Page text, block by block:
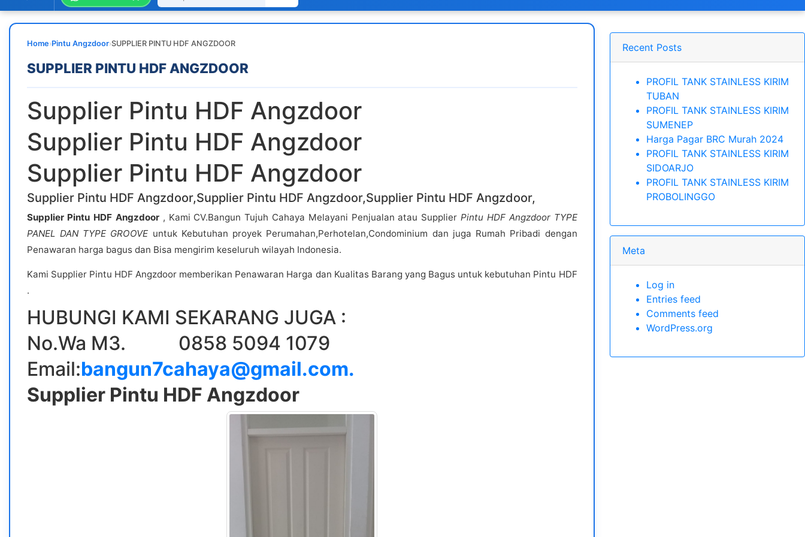
Home›Pintu Angzdoor›SUPPLIER PINTU HDF ANGZDOOR
SUPPLIER PINTU HDF ANGZDOOR
Supplier Pintu HDF Angzdoor
Supplier Pintu HDF Angzdoor
Supplier Pintu HDF Angzdoor
Supplier Pintu HDF Angzdoor,Supplier Pintu HDF Angzdoor,Supplier Pintu HDF Angzdoor,
Supplier Pintu HDF Angzdoor, Kami CV.Bangun Tujuh Cahaya Melayani Penjualan atau SupplierPintu HDF AngzdoorTYPE
PANEL DAN TYPE GROOVE untuk Kebutuhan proyek Perumahan,Perhotelan,Condominium dan juga Rumah Pribadi dengan
Penawaran harga bagus dan Bisa mengirim keseluruh wilayah Indonesia.
Kami Supplier Pintu HDF Angzdoor memberikan Penawaran Harga dan Kualitas Barang yang Bagus untuk kebutuhan Pintu HDF
.
HUBUNGI KAMI SEKARANG JUGA :
No.Wa M3. 0858 5094 1079
Email:bangun7cahaya@gmail.com.
Supplier Pintu HDF Angzdoor
Recent Posts
PROFIL TANK STAINLESS KIRIM
TUBAN
PROFIL TANK STAINLESS KIRIM
SUMENEP
Harga Pagar BRC Murah 2024
PROFIL TANK STAINLESS KIRIM
SIDOARJO
PROFIL TANK STAINLESS KIRIM
PROBOLINGGO
Meta
Log in
Entries feed
Comments feed
WordPress.org